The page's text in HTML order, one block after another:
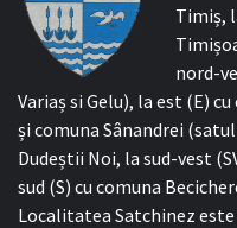
Timiș,
nord-
Variaș si Gelu), la est (E)
și comuna Sânandrei
Dudeștii Noi, la sud-vest
sud (S) cu comuna
Localitatea Satchinez